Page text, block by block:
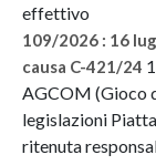
effettivo
109/2026 : 16
causa C-421/24
AGCOM (Gioco
legislazioni
ritenuta